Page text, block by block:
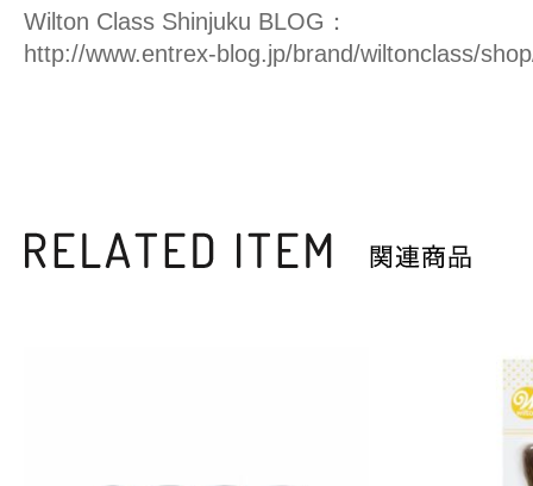
Wilton Class Shinjuku BLOG：
http://www.entrex-blog.jp/brand/wiltonclass/